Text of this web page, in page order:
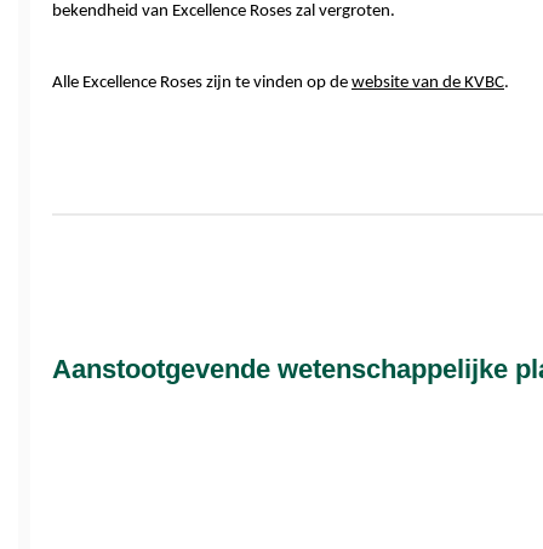
bekendheid van Excellence Roses zal vergroten.
Alle Excellence Roses zijn te vinden op de website van de KVBC.
Aanstootgevende wetenschappelijke